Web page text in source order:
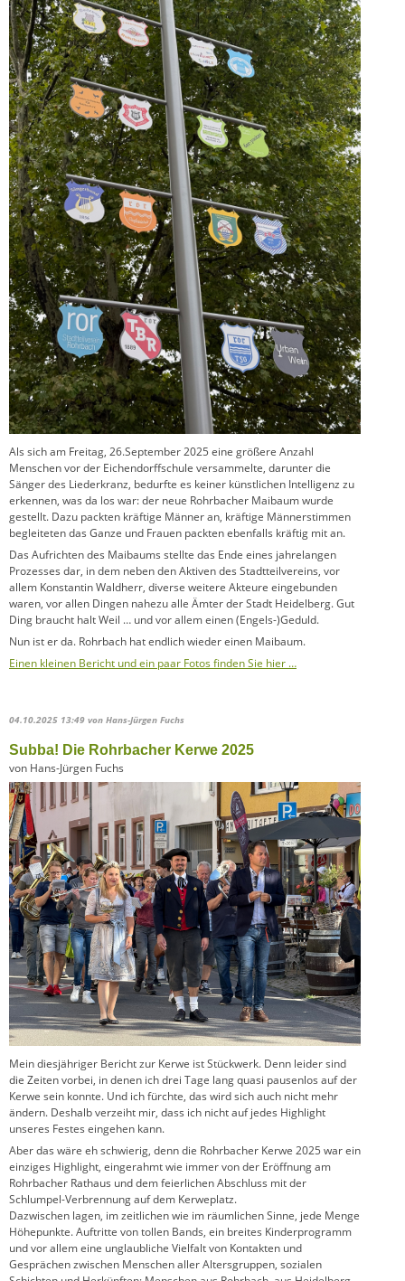
Als sich am Freitag, 26.September 2025 eine größere Anzahl
Menschen vor der Eichendorffschule versammelte, darunter die
Sänger des Liederkranz, bedurfte es keiner künstlichen Intelligenz zu
erkennen, was da los war: der neue Rohrbacher Maibaum wurde
gestellt. Dazu packten kräftige Männer an, kräftige Männerstimmen
begleiteten das Ganze und Frauen packten ebenfalls kräftig mit an.
Das Aufrichten des Maibaums stellte das Ende eines jahrelangen
Prozesses dar, in dem neben den Aktiven des Stadtteilvereins, vor
allem Konstantin Waldherr, diverse weitere Akteure eingebunden
waren, vor allen Dingen nahezu alle Ämter der Stadt Heidelberg. Gut
Ding braucht halt Weil … und vor allem einen (Engels-)Geduld.
Nun ist er da. Rohrbach hat endlich wieder einen Maibaum.
Einen kleinen Bericht und ein paar Fotos finden Sie hier …
04.10.2025 13:49 von Hans-Jürgen Fuchs
Subba! Die Rohrbacher Kerwe 2025
von Hans-Jürgen Fuchs
Mein diesjähriger Bericht zur Kerwe ist Stückwerk. Denn leider sind
die Zeiten vorbei, in denen ich drei Tage lang quasi pausenlos auf der
Kerwe sein konnte. Und ich fürchte, das wird sich auch nicht mehr
ändern. Deshalb verzeiht mir, dass ich nicht auf jedes Highlight
unseres Festes eingehen kann.
Aber das wäre eh schwierig, denn die Rohrbacher Kerwe 2025 war ein
einziges Highlight, eingerahmt wie immer von der Eröffnung am
Rohrbacher Rathaus und dem feierlichen Abschluss mit der
Schlumpel-Verbrennung auf dem Kerweplatz.
Dazwischen lagen, im zeitlichen wie im räumlichen Sinne, jede Menge
Höhepunkte. Auftritte von tollen Bands, ein breites Kinderprogramm
und vor allem eine unglaubliche Vielfalt von Kontakten und
Gesprächen zwischen Menschen aller Altersgruppen, sozialen